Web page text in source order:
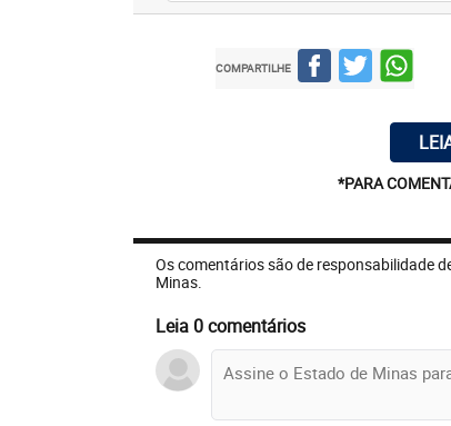
COMPARTILHE
*PARA
Os comentários são de responsabilidade
Minas.
Leia 0 comentários